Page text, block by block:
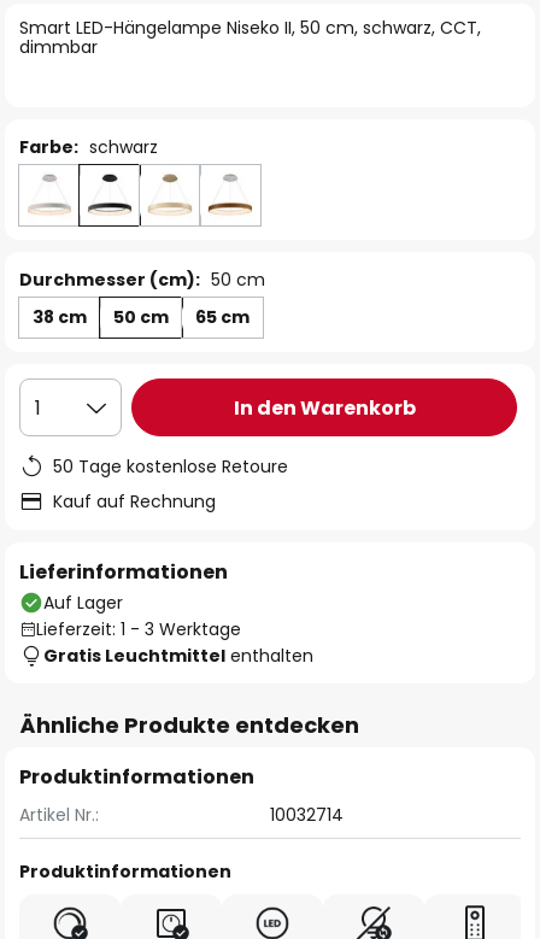
Smart LED-Hängelampe Niseko II, 50 cm, schwarz, CCT,
dimmbar
Farbe: schwarz
Durchmesser (cm): 50 cm
38 cm
50 cm 65 cm
1 In den Warenkorb
50 Tage kostenlose Retoure
Kauf auf Rechnung
Lieferinformationen
Auf Lager
Lieferzeit: 1 - 3 Werktage
Gratis Leuchtmittel enthalten
Ähnliche Produkte entdecken
Produktinformationen
Artikel Nr.: 10032714
Produktinformationen